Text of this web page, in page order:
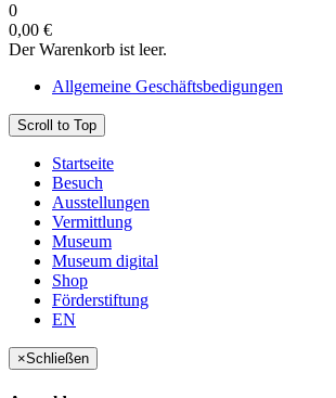
0
0,00 €
Der Warenkorb ist leer.
Allgemeine Geschäftsbedigungen
Scroll to Top
Startseite
Besuch
Ausstellungen
Vermittlung
Museum
Museum digital
Shop
Förderstiftung
EN
×Schließen